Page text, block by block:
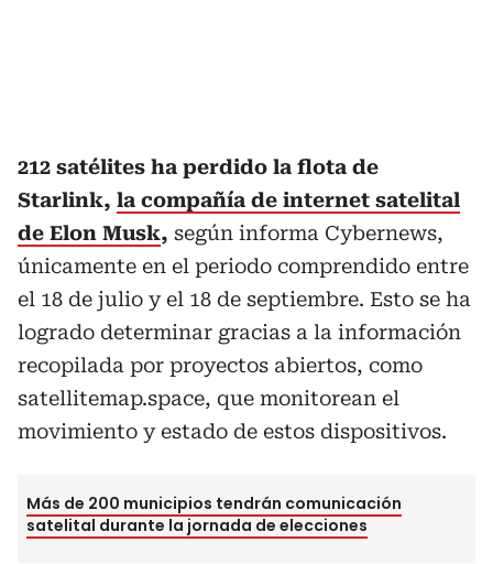
212 satélites ha perdido la flota de
Starlink, la compañía de internet satelital
de Elon Musk, según informa Cybernews,
únicamente en el periodo comprendido entre
el 18 de julio y el 18 de septiembre. Esto se ha
logrado determinar gracias a la información
recopilada por proyectos abiertos, como
satellitemap.space, que monitorean el
movimiento y estado de estos dispositivos.
Más de 200 municipios tendrán comunicación
satelital durante la jornada de elecciones